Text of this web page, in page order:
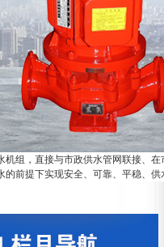
机组，直接与市政供水管网联接、
的前提下实现安全、可靠、平稳、供